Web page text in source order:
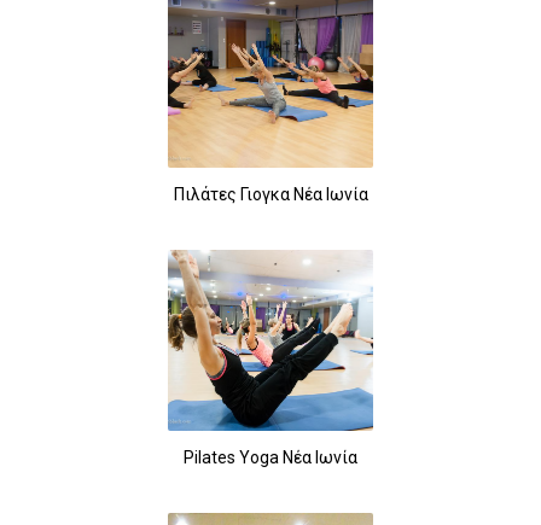
Πιλάτες Γιογκα Νέα Ιωνία
Pilates Yoga Νέα Ιωνία